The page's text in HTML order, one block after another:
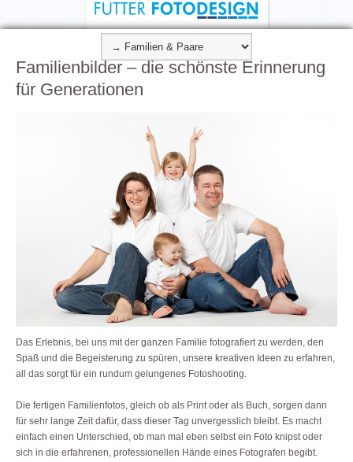
Familienbilder – die schönste Erinnerung
für Generationen
Das Erlebnis, bei uns mit der ganzen Familie fotografiert zu werden, den
Spaß und die Begeisterung zu spüren, unsere kreativen Ideen zu erfahren,
all das sorgt für ein rundum gelungenes Fotoshooting.
Die fertigen Familienfotos, gleich ob als Print oder als Buch, sorgen dann
für sehr lange Zeit dafür, dass dieser Tag unvergesslich bleibt. Es macht
einfach einen Unterschied, ob man mal eben selbst ein Foto knipst oder
sich in die erfahrenen, professionellen Hände eines Fotografen begibt.